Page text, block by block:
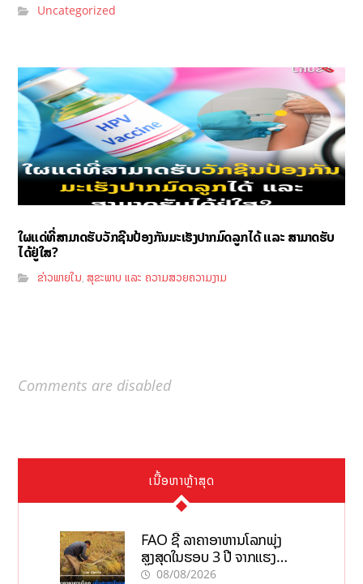
Uncategorized
ໃຜແດ່ທີ່ສາມາດຮັບວັກຊີນປ້ອງກັນມະເຮັງປາກມົດລູກໄດ້ ແລະ ສາມາດຮັບ
ໄດ້ຢູ່ໃສ?
ຂ່າວພາຍໃນ,ສຸຂະພາບ ແລະ ຄວາມສວຍຄວາມງາມ
Comments are disabled
ເນື້ອຫາຫຼ້າສຸດ
FAO ຊີ້ ລາຄາອາຫານໂລກພຸ່ງ
ສູງສຸດໃນຮອບ 3 ປີ ຈາກແຮງ
ກົດດັນຂອງສົງຄາມ, El nino
08/08/2026